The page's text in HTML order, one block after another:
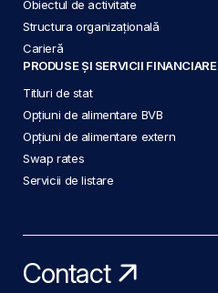
Obiectul de activitate
Structura organizațională
Carieră
PRODUSE ȘI SERVICII FINANCIARE
Titluri de stat
Opțiuni de alimentare BVB
Opțiuni de alimentare extern
Swap rates
Servicii de listare
Contact